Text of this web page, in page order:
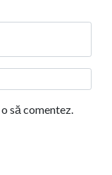
să comentez.